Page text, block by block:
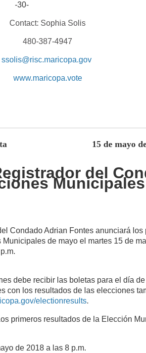
Contact: Sophia Solis
480-387-4947
ssolis@risc.maricopa.gov
www.maricopa.vote
15 de mayo de
del
Condado Adrian Fontes anunciará los
de mayo el martes 15 de
debe recibir las boletas para el día
con los resultados de las elecciones
electionresults.
primeros resultados de la Elección
de 2018 a las 8 p.m.